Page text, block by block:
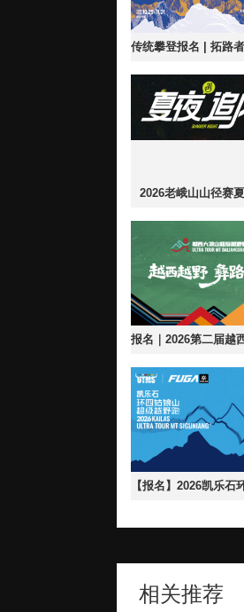
2026老峨山山径赛
相关推荐